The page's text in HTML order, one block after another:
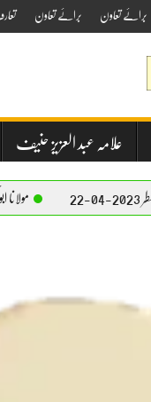
برائے تعاون برائے تعاون
علامہ عبد العزیز حنیف
مولانا ابوبکر حنیف خطبہ